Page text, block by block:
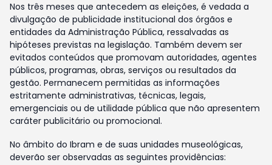
Nos três meses que antecedem as eleições, é vedada a
divulgação de publicidade institucional dos órgãos e
entidades da Administração Pública, ressalvadas as
hipóteses previstas na legislação. Também devem ser
evitados conteúdos que promovam autoridades, agentes
públicos, programas, obras, serviços ou resultados da
gestão. Permanecem permitidas as informações
estritamente administrativas, técnicas, legais,
emergenciais ou de utilidade pública que não apresentem
caráter publicitário ou promocional.
No âmbito do Ibram e de suas unidades museológicas,
deverão ser observadas as seguintes providências: